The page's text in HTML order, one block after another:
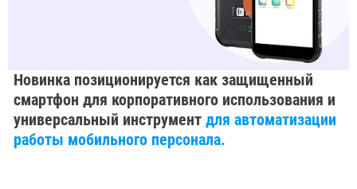
Новинка позиционируется как защищенный
смартфон для корпоративного использования и
универсальный инструмент для автоматизации
работы мобильного персонала.